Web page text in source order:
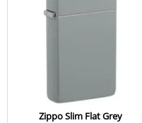
Zippo Slim Flat Grey